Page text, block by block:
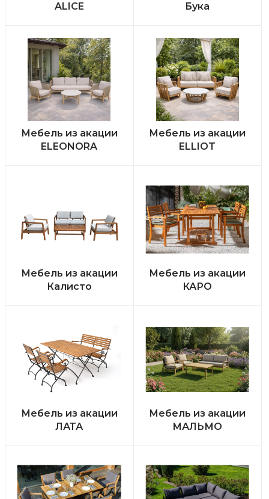
ALICE
Бука
Мебель из акации
ELEONORA
Мебель из акации
ELLIOT
Мебель из акации
Калисто
Мебель из акации
КАРО
Мебель из акации
ЛАТА
Мебель из акации
МАЛЬМО